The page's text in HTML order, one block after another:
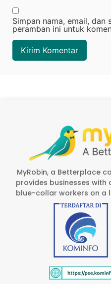
Simpan nama, email, dan
peramban ini untuk
MyRobin, a Betterplace
provides businesses
blue-collar workers on a